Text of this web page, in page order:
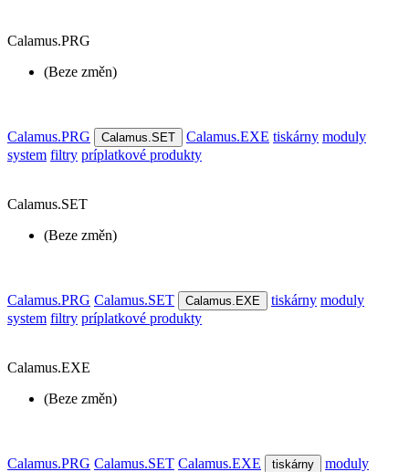
Calamus.PRG
(Beze změn)
Calamus.PRG Calamus.SET Calamus.EXE tiskárny moduly
system filtry príplatkové produkty
Calamus.SET
(Beze změn)
Calamus.PRG Calamus.SET Calamus.EXE tiskárny moduly
system filtry príplatkové produkty
Calamus.EXE
(Beze změn)
Calamus.PRG Calamus.SET Calamus.EXE tiskárny
moduly